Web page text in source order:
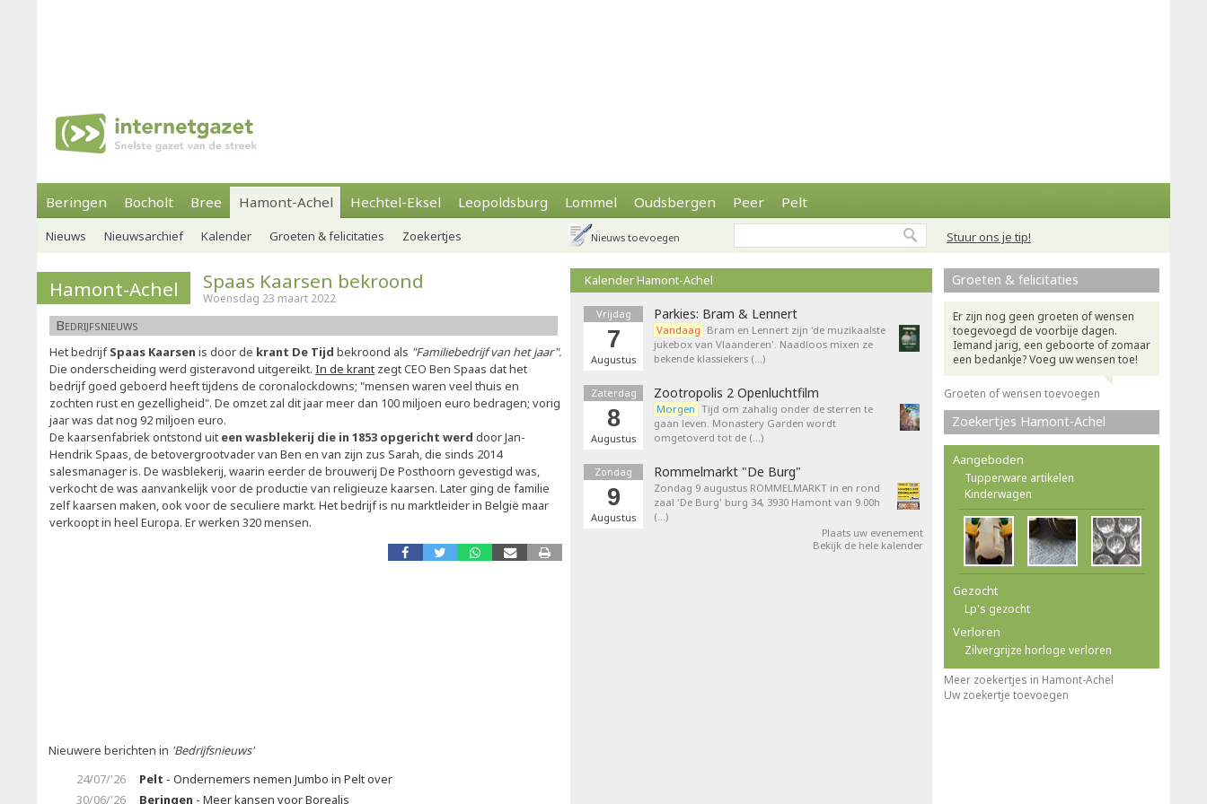
Beringen Bocholt Bree Hamont-Achel Hechtel-Eksel Leopoldsburg Lommel Oudsbergen Peer Pelt
Stuur ons je tip!
Nieuws Nieuwsarchief Kalender Groeten & felicitaties Zoekertjes Nieuws toevoegen
Hamont-Achel Spaas Kaarsen bekroond
Woensdag 23 maart 2022
Bedrijfsnieuws
Het bedrijfSpaas Kaarsen is door de krant De Tijd bekroond als "Familiebedrijf van het jaar".
Die onderscheiding werd gisteravond uitgereikt. In de krant zegt CEO Ben Spaas dat het
bedrijf goed geboerd heeft tijdens de coronalockdowns; "mensen waren veel thuis en
zochten rust en gezelligheid". De omzet zal dit jaar meer dan 100 miljoen euro bedragen; vorig
jaar was dat nog 92 miljoen euro.
De kaarsenfabriek ontstond uit een wasblekerij die in 1853 opgericht werd door Jan-
Hendrik Spaas, de betovergrootvader van Ben en van zijn zus Sarah, die sinds 2014
salesmanager is. De wasblekerij, waarin eerder de brouwerij De Posthoorn gevestigd was,
verkocht de was aanvankelijk voor de productie van religieuze kaarsen. Later ging de familie
zelf kaarsen maken, ook voor de seculiere markt. Het bedrijf is nu marktleider in België maar
verkoopt in heel Europa. Er werken 320 mensen.
Nieuwere berichten in 'Bedrijfsnieuws'
24/07/'26
Pelt - Ondernemers nemen Jumbo in Pelt over
30/06/'26
Beringen - Meer kansen voor Borealis
Kalender Hamont-Achel
Vrijdag
7
Augustus
Parkies: Bram & Lennert
Vandaag Bram en Lennert zijn 'de muzikaalste
jukebox van Vlaanderen'. Naadloos mixen ze
bekende klassiekers (…)
Zaterdag
8
Augustus
Zootropolis 2 Openluchtfilm
Morgen Tijd om zahalig onder de sterren te
gaan leven. Monastery Garden wordt
omgetoverd tot de (…)
Zondag
9
Augustus
Rommelmarkt "De Burg"
Zondag 9 augustus ROMMELMARKT in en rond
zaal 'De Burg' burg 34, 3930 Hamont van 9.00h
(…)
Plaats uw evenement
Bekijk de hele kalender
Groeten & felicitaties
Er zijn nog geen groeten of wensen
toegevoegd de voorbije dagen.
Iemand jarig, een geboorte of zomaar
een bedankje? Voeg uw wensen toe!
Groeten of wensen toevoegen
Zoekertjes Hamont-Achel
Aangeboden
Tupperware artikelen
Kinderwagen
Gezocht
Lp's gezocht
Verloren
Zilvergrijze horloge verloren
Meer zoekertjes in Hamont-Achel
Uw zoekertje toevoegen